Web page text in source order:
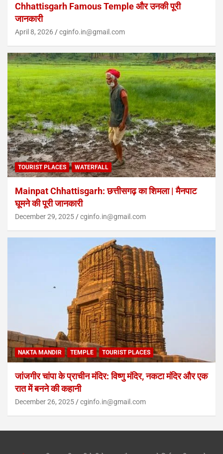
Chhattisgarh Famous Temple और उनकी पूरी
जानकारी
April 8, 2026 cginfo.in@gmail.com
TOURIST PLACES WATERFALL
Mainpat Chhattisgarh: छत्तीसगढ़ का शिमला | मैनपाट
घूमने की पूरी जानकारी
December 29, 2025 cginfo.in@gmail.com
NAKTA MANDIR TEMPLE TOURIST PLACES
जांजगीर चांपा के प्राचीन मंदिर: विष्णु मंदिर, नकटा मंदिर और एक
रात में बनने की कहानी
December 26, 2025 cginfo.in@gmail.com